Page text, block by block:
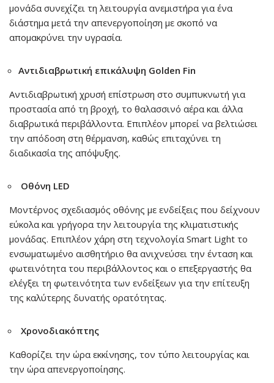
μονάδα συνεχίζει τη λειτουργία ανεμιστήρα για ένα
διάστημα μετά την απενεργοποίηση με σκοπό να
απομακρύνει την υγρασία.
Αντιδιαβρωτική επικάλυψη Golden Fin
Αντιδιαβρωτική χρυσή επίστρωση στο συμπυκνωτή για
προστασία από τη βροχή, το θαλασσινό αέρα και άλλα
διαβρωτικά περιβάλλοντα. Επιπλέον μπορεί να βελτιώσει
την απόδοση στη θέρμανση, καθώς επιταχύνει τη
διαδικασία της απόψυξης.
Οθόνη LED
Μοντέρνος σχεδιασμός οθόνης με ενδείξεις που δείχνουν
εύκολα και γρήγορα την λειτουργία της κλιματιστικής
μονάδας. Επιπλέον χάρη στη τεχνολογία Smart Light το
ενσωματωμένο αισθητήριο θα ανιχνεύσει την ένταση και
φωτεινότητα του περιβάλλοντος και ο επεξεργαστής θα
ελέγξει τη φωτεινότητα των ενδείξεων για την επίτευξη
της καλύτερης δυνατής ορατότητας.
Χρονοδιακόπτης
Καθορίζει την ώρα εκκίνησης, τον τύπο λειτουργίας και
την ώρα απενεργοποίησης.